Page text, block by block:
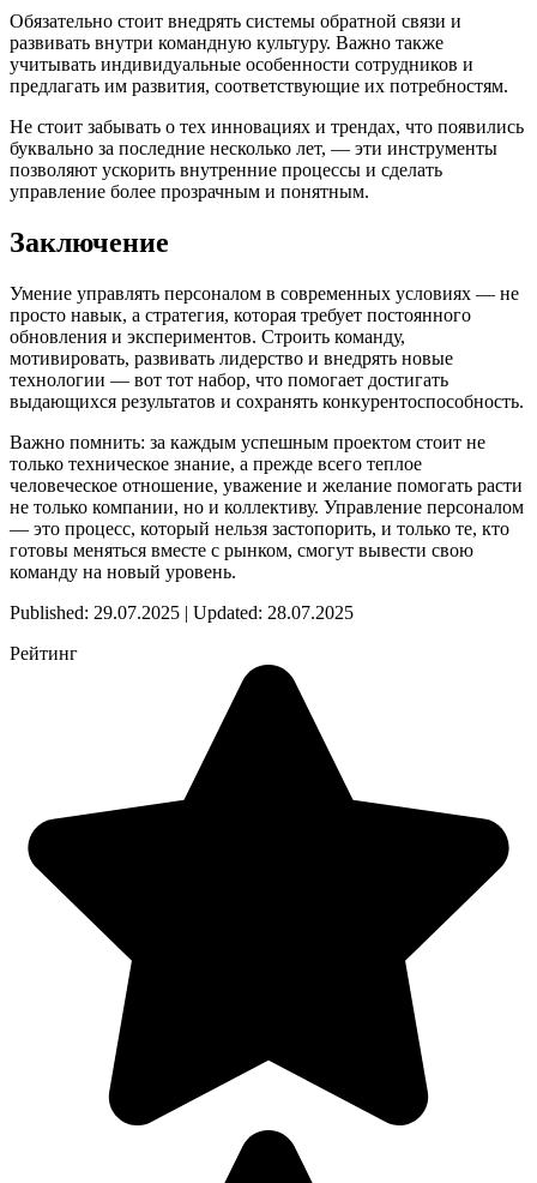
Обязательно стоит внедрять системы обратной связи и
развивать внутри командную культуру. Важно также
учитывать индивидуальные особенности сотрудников и
предлагать им развития, соответствующие их потребностям.
Не стоит забывать о тех инновациях и трендах, что появились
буквально за последние несколько лет, — эти инструменты
позволяют ускорить внутренние процессы и сделать
управление более прозрачным и понятным.
Заключение
Умение управлять персоналом в современных условиях — не
просто навык, а стратегия, которая требует постоянного
обновления и экспериментов. Строить команду,
мотивировать, развивать лидерство и внедрять новые
технологии — вот тот набор, что помогает достигать
выдающихся результатов и сохранять конкурентоспособность.
Важно помнить: за каждым успешным проектом стоит не
только техническое знание, а прежде всего теплое
человеческое отношение, уважение и желание помогать расти
не только компании, но и коллективу. Управление персоналом
— это процесс, который нельзя застопорить, и только те, кто
готовы меняться вместе с рынком, смогут вывести свою
команду на новый уровень.
Published: 29.07.2025 | Updated: 28.07.2025
Рейтинг